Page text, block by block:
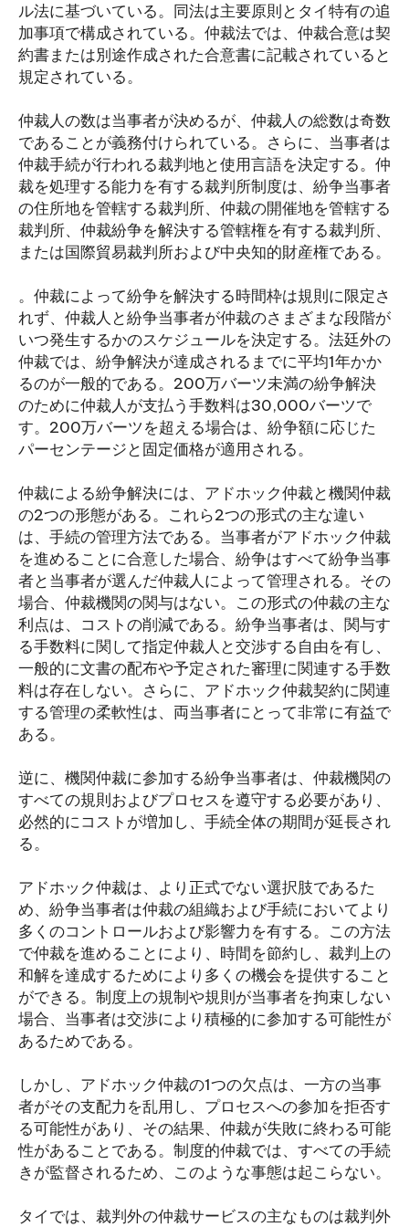
ル法に基づいている。同法は主要原則とタイ特有の追
加事項で構成されている。仲裁法では、仲裁合意は契
約書または別途作成された合意書に記載されていると
規定されている。
仲裁人の数は当事者が決めるが、仲裁人の総数は奇数
であることが義務付けられている。さらに、当事者は
仲裁手続が行われる裁判地と使用言語を決定する。仲
裁を処理する能力を有する裁判所制度は、紛争当事者
の住所地を管轄する裁判所、仲裁の開催地を管轄する
裁判所、仲裁紛争を解決する管轄権を有する裁判所、
または国際貿易裁判所および中央知的財産権である。
。仲裁によって紛争を解決する時間枠は規則に限定さ
れず、仲裁人と紛争当事者が仲裁のさまざまな段階が
いつ発生するかのスケジュールを決定する。法廷外の
仲裁では、紛争解決が達成されるまでに平均1年かか
るのが一般的である。200万バーツ未満の紛争解決
のために仲裁人が支払う手数料は30,000バーツで
す。200万バーツを超える場合は、紛争額に応じた
パーセンテージと固定価格が適用される。
仲裁による紛争解決には、アドホック仲裁と機関仲裁
の2つの形態がある。これら2つの形式の主な違い
は、手続の管理方法である。当事者がアドホック仲裁
を進めることに合意した場合、紛争はすべて紛争当事
者と当事者が選んだ仲裁人によって管理される。その
場合、仲裁機関の関与はない。この形式の仲裁の主な
利点は、コストの削減である。紛争当事者は、関与す
る手数料に関して指定仲裁人と交渉する自由を有し、
一般的に文書の配布や予定された審理に関連する手数
料は存在しない。さらに、アドホック仲裁契約に関連
する管理の柔軟性は、両当事者にとって非常に有益で
ある。
逆に、機関仲裁に参加する紛争当事者は、仲裁機関の
すべての規則およびプロセスを遵守する必要があり、
必然的にコストが増加し、手続全体の期間が延長され
る。
アドホック仲裁は、より正式でない選択肢であるた
め、紛争当事者は仲裁の組織および手続においてより
多くのコントロールおよび影響力を有する。この方法
で仲裁を進めることにより、時間を節約し、裁判上の
和解を達成するためにより多くの機会を提供すること
ができる。制度上の規制や規則が当事者を拘束しない
場合、当事者は交渉により積極的に参加する可能性が
あるためである。
しかし、アドホック仲裁の1つの欠点は、一方の当事
者がその支配力を乱用し、プロセスへの参加を拒否す
る可能性があり、その結果、仲裁が失敗に終わる可能
性があることである。制度的仲裁では、すべての手続
きが監督されるため、このような事態は起こらない。
タイでは、裁判外の仲裁サービスの主なものは裁判外